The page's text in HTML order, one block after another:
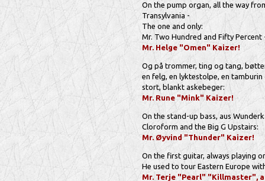
On the pump organ, all the way
Transylvania -
The one and only:
Mr. Two Hundred and Fifty Percent
Mr. Helge "Omen" Kaizer!
Og på trommer, ting og tang,
en felg, en lyktestolpe, en tamburin
stort, blankt askebeger:
Mr. Rune "Mink" Kaizer!
On the stand-up bass, aus
Cloroform and the Big G Upstairs:
Mr. Øyvind "Thunder" Kaizer!
On the first guitar, always playing
He used to tour Eastern Europe
Mr. Terje "Pearl" "Killmaster",